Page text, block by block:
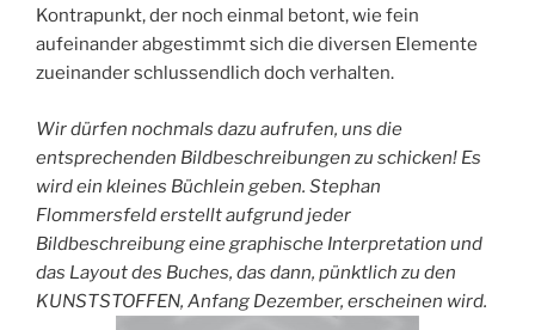
Kontrapunkt, der noch einmal betont, wie fein
aufeinander abgestimmt sich die diversen Elemente
zueinander schlussendlich doch verhalten.
Wir dürfen nochmals dazu aufrufen, uns die
entsprechenden Bildbeschreibungen zu schicken! Es
wird ein kleines Büchlein geben. Stephan
Flommersfeld erstellt aufgrund jeder
Bildbeschreibung eine graphische Interpretation und
das Layout des Buches, das dann, pünktlich zu den
KUNSTSTOFFEN, Anfang Dezember, erscheinen wird.